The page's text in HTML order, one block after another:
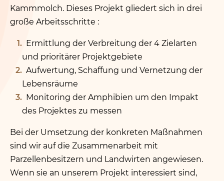
Kammmolch. Dieses Projekt gliedert sich in drei
große Arbeitsschritte :
Ermittlung der Verbreitung der 4 Zielarten
und prioritärer Projektgebiete
Aufwertung, Schaffung und Vernetzung der
Lebensräume
Monitoring der Amphibien um den Impakt
des Projektes zu messen
Bei der Umsetzung der konkreten Maßnahmen
sind wir auf die Zusammenarbeit mit
Parzellenbesitzern und Landwirten angewiesen.
Wenn sie an unserem Projekt interessiert sind,